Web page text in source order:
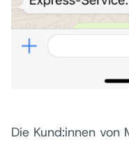
Die Kund:innen von